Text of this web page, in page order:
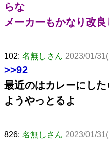
らな
メーカーもかなり改良
102: 名無しさん 2023/01/
>>92
最近のはカレーにし
ようやっとるよ
826: 名無しさん 2023/01/